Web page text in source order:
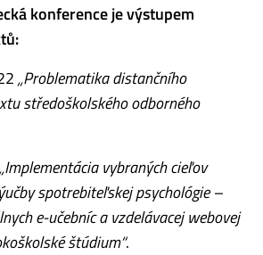
konference je výstupem
„Problematika distančního
středoškolského odborného
„Implementácia vybraných cieľov
spotrebiteľskej psychológie –
e-učebníc a vzdelávacej webovej
štúdium“.